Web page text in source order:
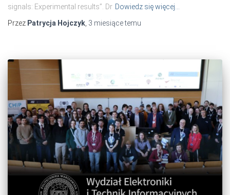
signals: Experimental results”. Dr Dowiedz się więcej…
Przez Patrycja Hojczyk, 3 miesiącetemu